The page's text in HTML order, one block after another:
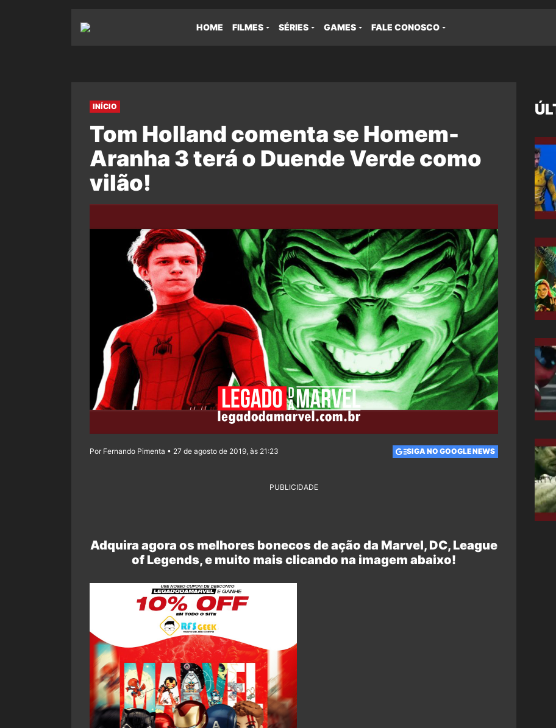
HOME FILMES SÉRIES GAMES FALE CONOSCO
INÍCIO
Tom Holland comenta se Homem-
Aranha 3 terá o Duende Verde como
vilão!
Por Fernando Pimenta • 27 de agosto de 2019, às 21:23 SIGA NO GOOGLE NEWS
PUBLICIDADE
Adquira agora os melhores bonecos de ação da Marvel, DC, League
of Legends, e muito mais clicando na imagem abaixo!